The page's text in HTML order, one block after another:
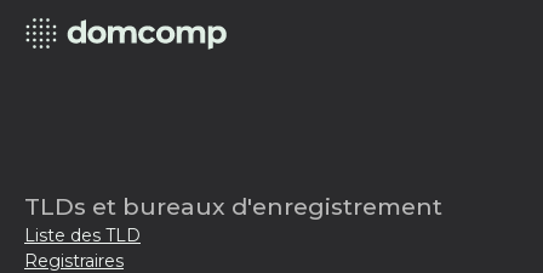
TLDs et bureaux d'enregistrement
Liste des TLD
Registraires